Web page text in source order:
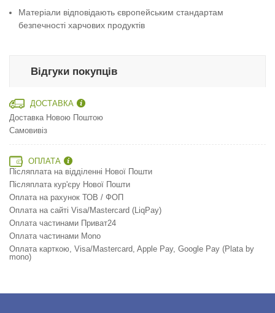
Матеріали відповідають європейським стандартам
безпечності харчових продуктів
Відгуки покупців
ДОСТАВКА
Доставка Новою Поштою
Самовивіз
ОПЛАТА
Післяплата на відділенні Нової Пошти
Післяплата кур'єру Нової Пошти
Оплата на рахунок ТОВ / ФОП
Оплата на сайті Visa/Mastercard (LiqPay)
Оплата частинами Приват24
Оплата частинами Mono
Оплата карткою, Visa/Mastercard, Apple Pay, Google Pay (Plata by
mono)